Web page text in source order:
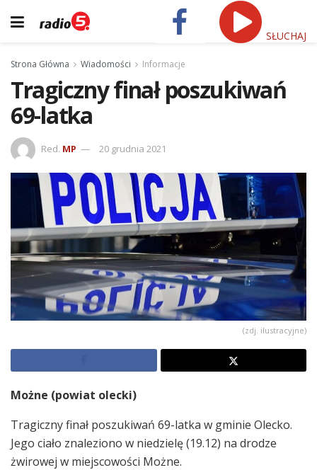
SŁUCHAJ
Strona Główna Wiadomości Informacje
Tragiczny finał poszukiwań
69-latka
Red. MP 20 grudnia 2021
(zdj. ilustracyjne)
Możne (powiat olecki)
Tragiczny finał poszukiwań 69-latka w gminie Olecko.
Jego ciało znaleziono w niedzielę (19.12) na drodze
żwirowej w miejscowości Możne.